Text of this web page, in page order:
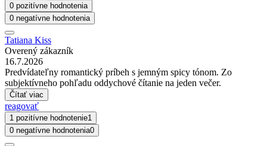
0 pozitívne hodnotenia
0 negatívne hodnotenia
Tatiana Kiss
Overený zákazník
16.7.2026
Predvídateľny romantický príbeh s jemným spicy tónom. Zo
subjektívneho pohľadu oddychové čítanie na jeden večer.
Čítať viac
reagovať
1 pozitívne hodnotenie1
0 negatívne hodnotenia0